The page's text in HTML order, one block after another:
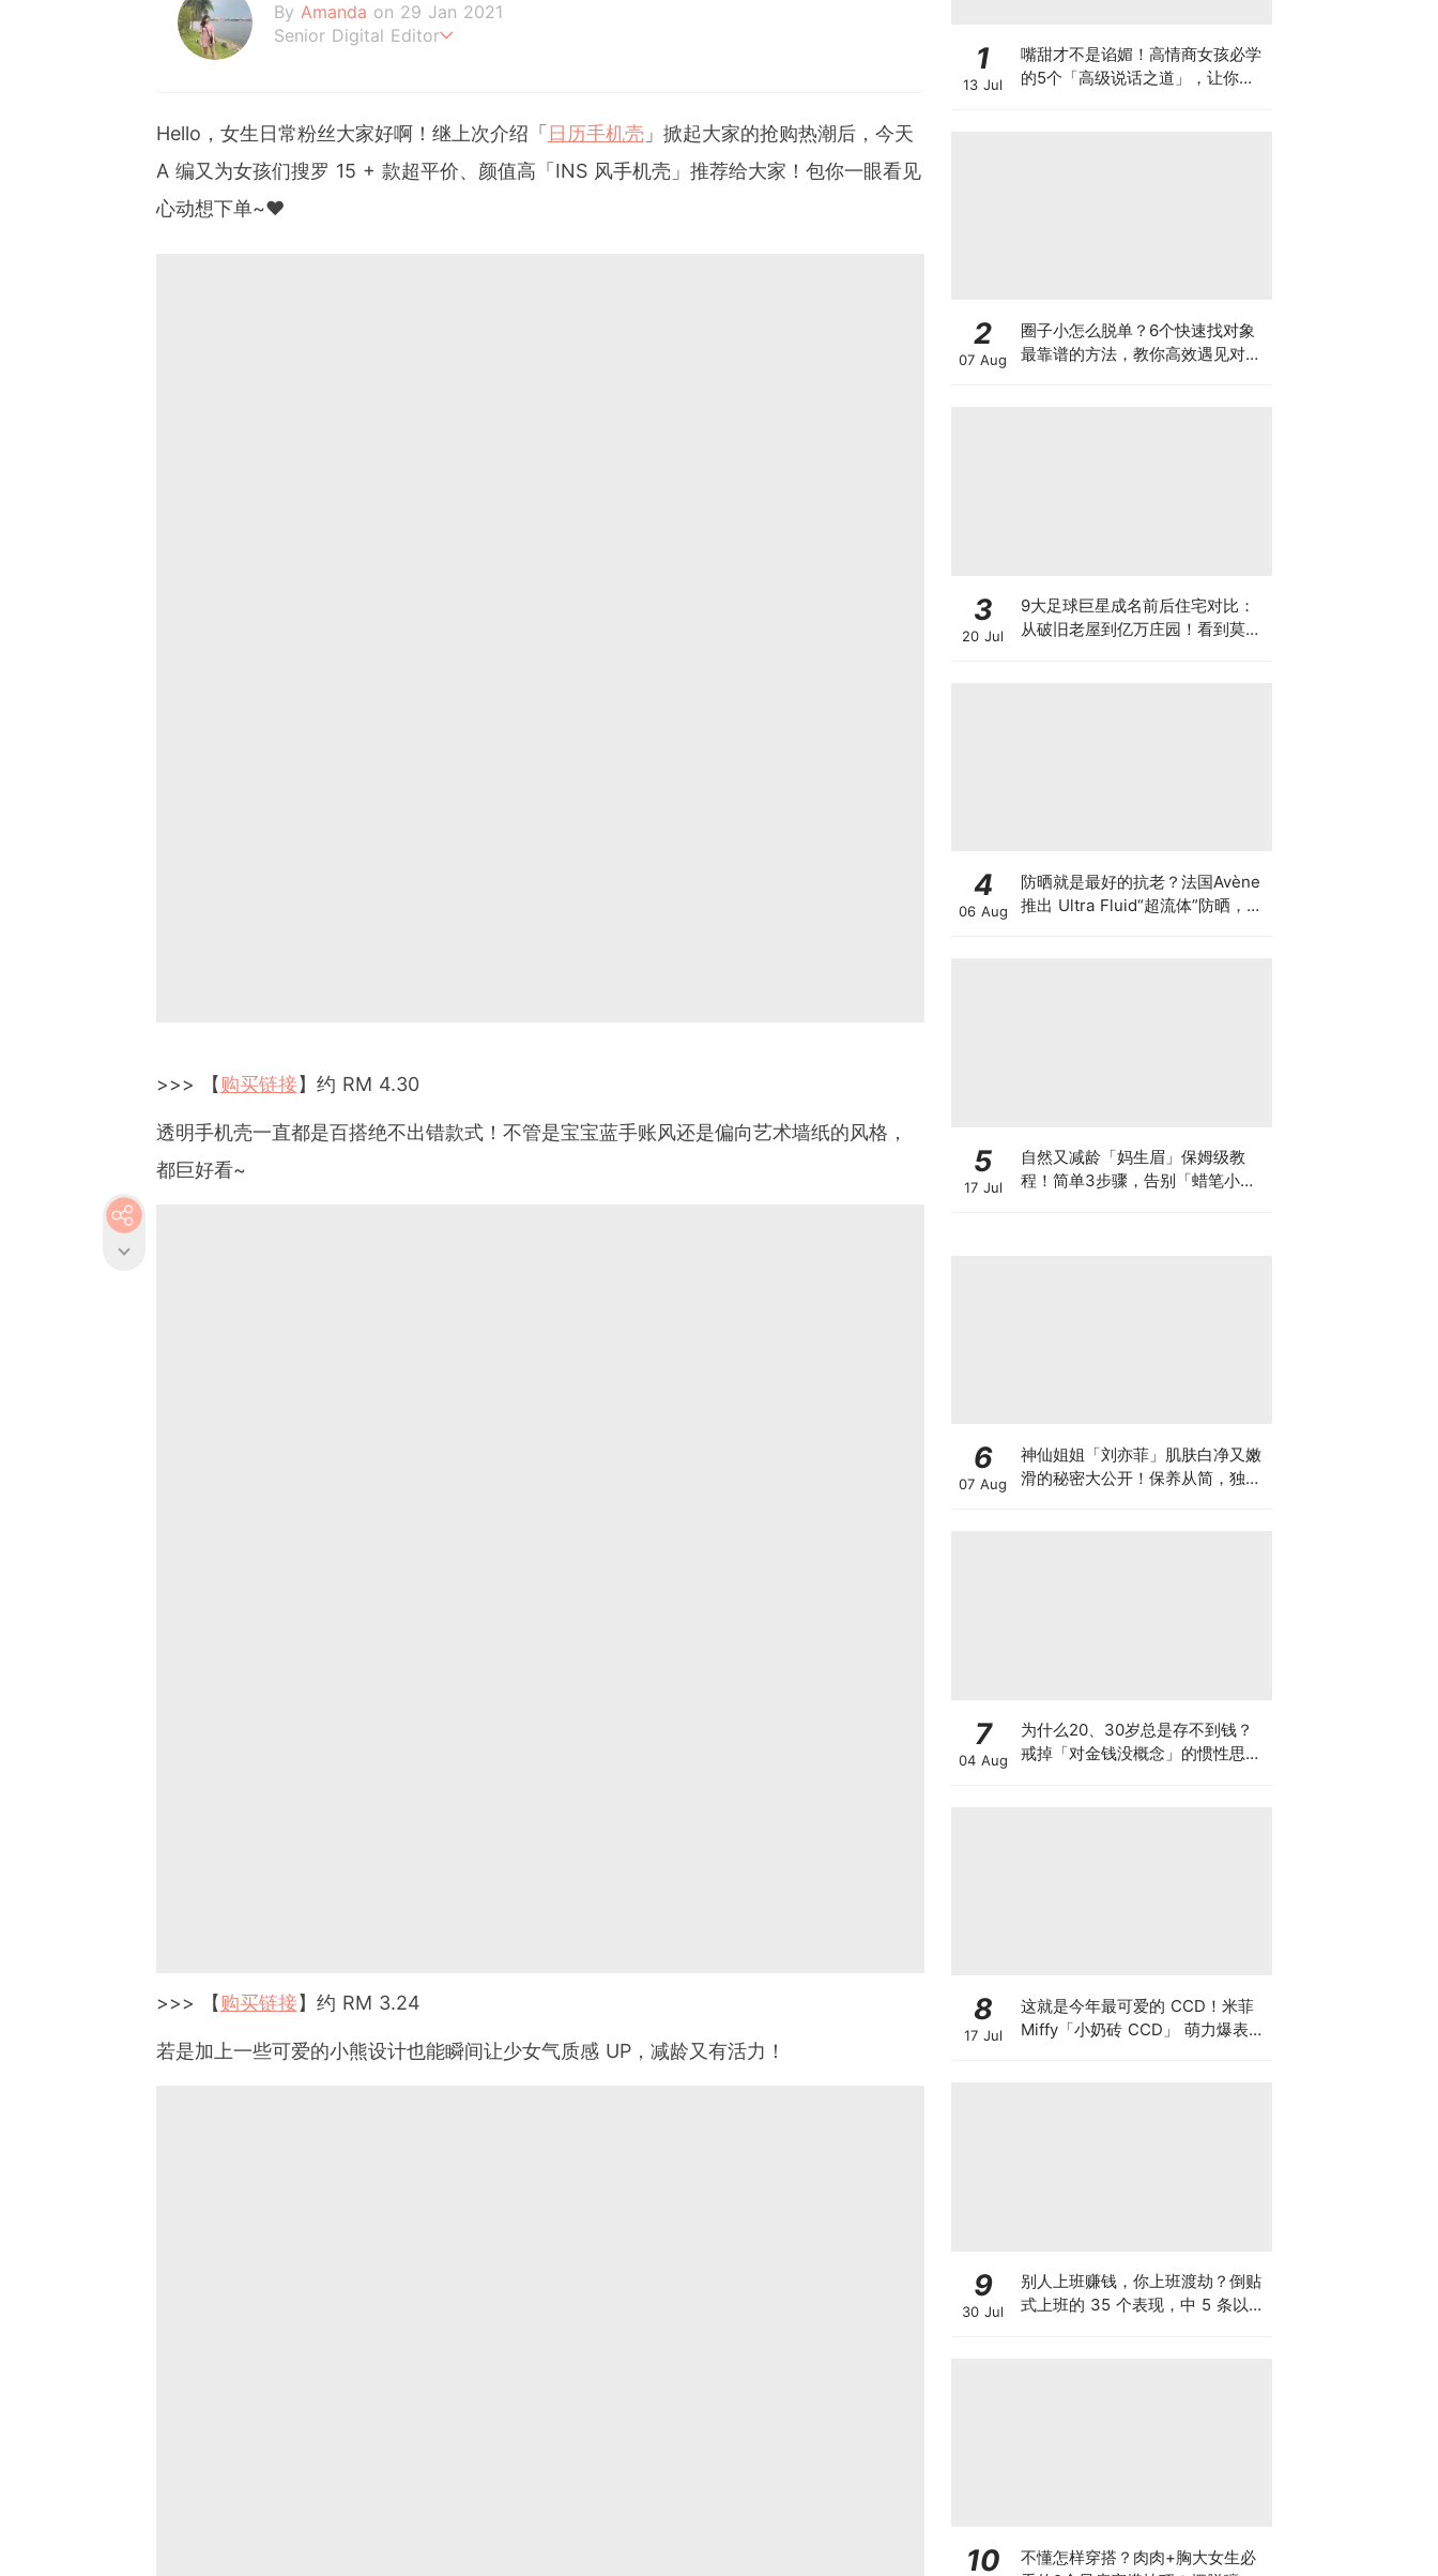
By Amanda on 29 Jan 2021
Senior Digital Editor
le MY ，让读者们不管何时何地都能掌握最新的资讯，让女性成为更好更潮的自
Hello，女生日常粉丝大家好啊！继上次介绍「 日历手机壳 」掀起大家的抢购热潮后，今天
A 编又为女孩们搜罗 15 + 款超平价、颜值高「INS 风手机壳」推荐给大家！包你一眼看见
心动想下单~❤️
>>> 【购买链接】约 RM 4.30
透明手机壳一直都是百搭绝不出错款式！不管是宝宝蓝手账风还是偏向艺术墙纸的风格，
都巨好看~
>>> 【购买链接】约 RM 3.24
若是加上一些可爱的小熊设计也能瞬间让少女气质感 UP，减龄又有活力！
1
13 Jul
嘴甜才不是谄媚！高情商女孩必学
的5个「高级说话之道」，让你事
2
07 Aug
圈子小怎么脱单？6个快速找对象
最靠谱的方法，教你高效遇见对的
3
20 Jul
9大足球巨星成名前后住宅对比：
从破旧老屋到亿万庄园！看到莫德
4
06 Aug
防晒就是最好的抗老？法国Avène
推出 Ultra Fluid“超流体”防晒，独
5
17 Jul
自然又减龄「妈生眉」保姆级教
程！简单3步骤，告别「蜡笔小新
6
07 Aug
神仙姐姐「刘亦菲」肌肤白净又嫩
滑的秘密大公开！保养从简，独创
7
04 Aug
为什么20、30岁总是存不到钱？
戒掉「对金钱没概念」的惯性思
8
17 Jul
这就是今年最可爱的 CCD！米菲
Miffy「小奶砖 CCD」 萌力爆表，
9
30 Jul
别人上班赚钱，你上班渡劫？倒贴
式上班的 35 个表现，中 5 条以上
10
不懂怎样穿搭？肉肉+胸大女生必